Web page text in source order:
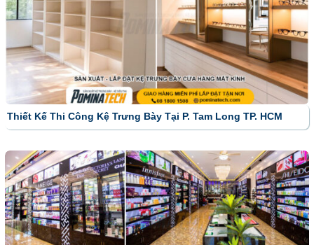
Thiết Kế Thi Công Kệ Trưng Bày Tại P. Tam Long TP. HCM